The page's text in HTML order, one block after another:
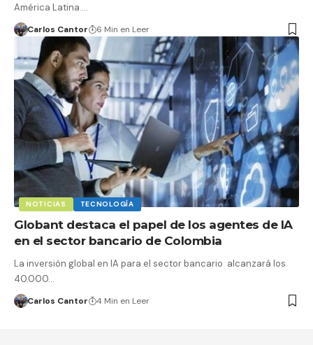
América Latina.…
Carlos Cantor 6 Min en Leer
NOTICIAS TECNOLOGÍA
Globant destaca el papel de los agentes de IA
en el sector bancario de Colombia
La inversión global en IA para el sector bancario alcanzará los
40.000…
Carlos Cantor 4 Min en Leer